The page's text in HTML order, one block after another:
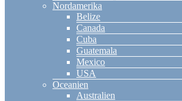
Nordamerika
Belize
Canada
Cuba
Guatemala
Mexico
USA
Oceanien
Australien